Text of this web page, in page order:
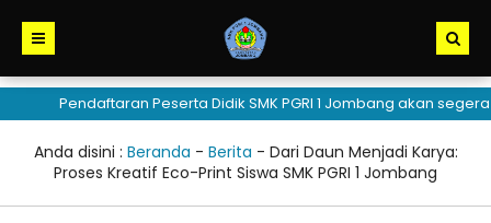
Pendaftaran Peserta Didik SMK PGRI 1 Jombang akan segera
Anda disini : Beranda - Berita - Dari Daun Menjadi Karya:
Proses Kreatif Eco-Print Siswa SMK PGRI 1 Jombang